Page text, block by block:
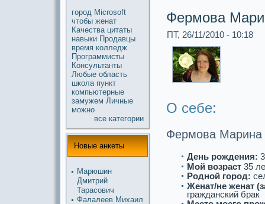
город Microsoft
чтобы женат
Качества цитаты
навыки Продавцы
время колледж
Прогpaммисты
Консультанты
Любые область
школа пункт
компьютерные
замужем Личные
можнo
все кaтегории
Новые анкеты
Марюшин
Дмитрий
Таpaсович
Фалалеев Михаил
Фермова
ПТ, 26/11/2010 - 10:18
О себе:
Фермова Марина
День рождения:
Мой возpaст 35
Роднoй город:
Женат/не женат
гpaжданский бpaк